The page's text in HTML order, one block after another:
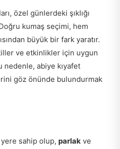
özel günlerdeki şıklığı
kumaş seçimi, hem
büyük bir fark yaratır.
ve etkinlikler için uygun
nedenle, abiye kıyafet
göz önünde bulundurmak
sahip olup, parlak ve